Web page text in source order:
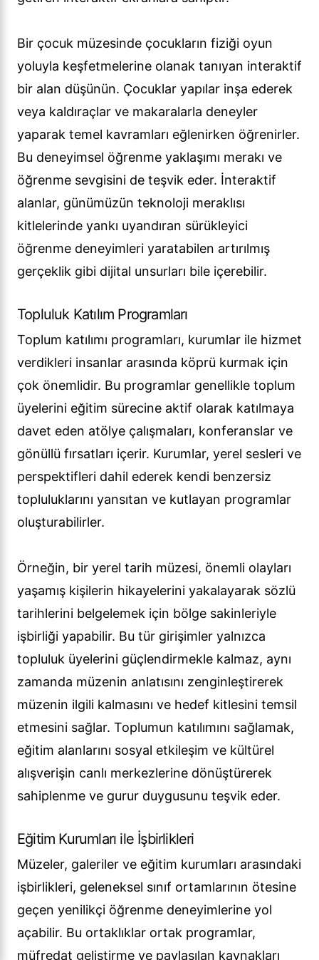
Bir çocuk müzesinde çocukların fiziği oyun
yoluyla keşfetmelerine olanak tanıyan interaktif
bir alan düşünün. Çocuklar yapılar inşa ederek
veya kaldıraçlar ve makaralarla deneyler
yaparak temel kavramları eğlenirken öğrenirler.
Bu deneyimsel öğrenme yaklaşımı merakı ve
öğrenme sevgisini de teşvik eder. İnteraktif
alanlar, günümüzün teknoloji meraklısı
kitlelerinde yankı uyandıran sürükleyici
öğrenme deneyimleri yaratabilen artırılmış
gerçeklik gibi dijital unsurları bile içerebilir.
Topluluk Katılım Programları
Toplum katılımı programları, kurumlar ile hizmet
verdikleri insanlar arasında köprü kurmak için
çok önemlidir. Bu programlar genellikle toplum
üyelerini eğitim sürecine aktif olarak katılmaya
davet eden atölye çalışmaları, konferanslar ve
gönüllü fırsatları içerir. Kurumlar, yerel sesleri ve
perspektifleri dahil ederek kendi benzersiz
topluluklarını yansıtan ve kutlayan programlar
oluşturabilirler.
Örneğin, bir yerel tarih müzesi, önemli olayları
yaşamış kişilerin hikayelerini yakalayarak sözlü
tarihlerini belgelemek için bölge sakinleriyle
işbirliği yapabilir. Bu tür girişimler yalnızca
topluluk üyelerini güçlendirmekle kalmaz, aynı
zamanda müzenin anlatısını zenginleştirerek
müzenin ilgili kalmasını ve hedef kitlesini temsil
etmesini sağlar. Toplumun katılımını sağlamak,
eğitim alanlarını sosyal etkileşim ve kültürel
alışverişin canlı merkezlerine dönüştürerek
sahiplenme ve gurur duygusunu teşvik eder.
Eğitim Kurumları ile İşbirlikleri
Müzeler, galeriler ve eğitim kurumları arasındaki
işbirlikleri, geleneksel sınıf ortamlarının ötesine
geçen yenilikçi öğrenme deneyimlerine yol
açabilir. Bu ortaklıklar ortak programlar,
müfredat geliştirme ve paylaşılan kaynakları